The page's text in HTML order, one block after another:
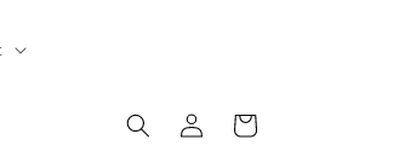
Kirjaudu
sisään
Ostoskori